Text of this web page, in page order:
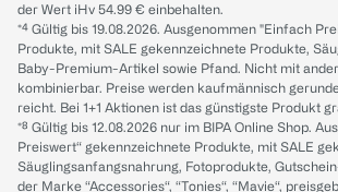
der Wert iHv 54.99 € einbehalten.
*⁴ Gültig bis 19.08.2026. Ausgenommen "Einfach
Produkte, mit SALE gekennzeichnete Produkte,
Baby-Premium-Artikel sowie Pfand. Nicht mit
kombinierbar. Preise werden kaufmännisch
reicht. Bei 1+1 Aktionen ist das günstigste Produkt
*⁸ Gültig bis 12.08.2026 nur im BIPA Online Shop.
Preiswert“ gekennzeichnete Produkte, mit SALE
Säuglingsanfangsnahrung, Fotoprodukte,
der Marke “Accessories“, “Tonies“, “Mavie“,